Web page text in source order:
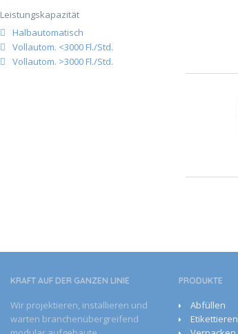
Leistungskapazität
Halbautomatisch
Vollautom. <3000 Fl./Std.
Vollautom. >3000 Fl./Std.
KRAFT AUF DER GANZEN­ LINIE
Wir projektieren, installieren und
warten branchenübergreifend
PRODUKTE
Abfüllen
Etikettieren